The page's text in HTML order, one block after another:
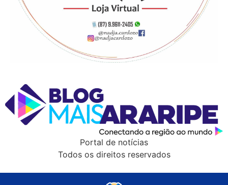
Portal de notícias
Todos os direitos reservados